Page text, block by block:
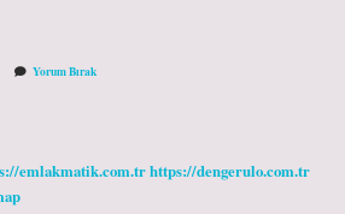
Yorum Bırak
emlakmatik.com.trhttps://dengerulo.com.tr